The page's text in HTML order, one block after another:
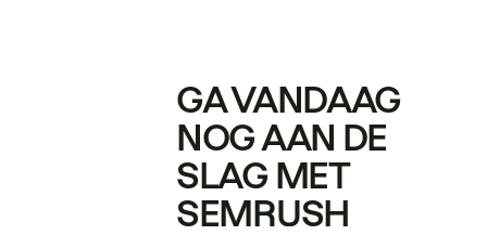
GA VANDAAG
NOG AAN DE
SLAG MET
SEMRUSH